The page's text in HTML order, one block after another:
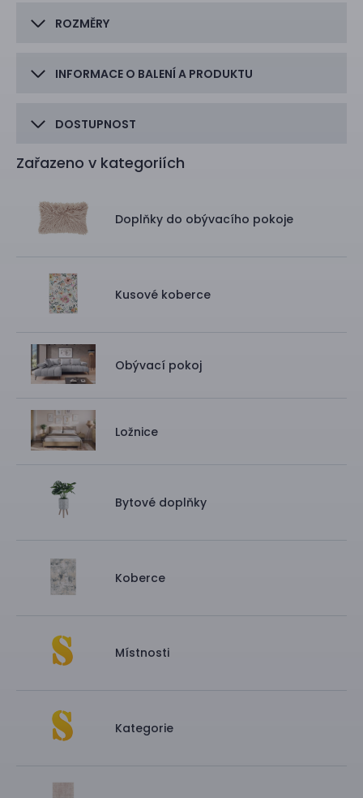
ROZMĚRY
INFORMACE O BALENÍ A PRODUKTU
DOSTUPNOST
Zařazeno v kategoriích
Doplňky do obývacího pokoje
Kusové koberce
Obývací pokoj
Ložnice
Bytové doplňky
Koberce
Místnosti
Kategorie